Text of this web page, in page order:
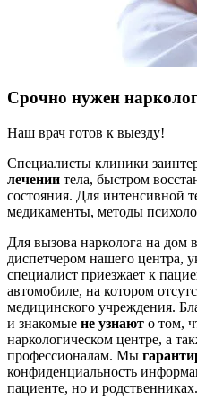
Срочно нужен
Наш врач готов к выезду!
Специалисты клиники
лечении тела, быстром
состояния. Для интенсивной
медикаменты, методы
Для вызова нарколога на дом
диспетчером нашего центра,
специалист приезжает к
автомобиле, на котором
медицинского учреждения.
и знакомые не узнают о том,
наркологическом центре, а
профессионалам. Мы
конфиденциальность
пациенте, но и родственниках.